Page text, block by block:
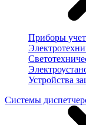
Приборы
Устройства
Системы